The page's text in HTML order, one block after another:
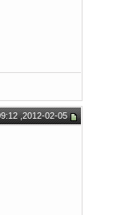
2012-02-05, 09:12